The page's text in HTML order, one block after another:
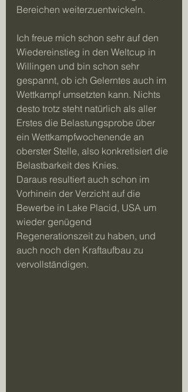
Bereichen weiterzuentwickeln.
Ich freue mich schon sehr auf den
Wiedereinstieg in den Weltcup in
Willingen und bin schon sehr
gespannt, ob ich Gelerntes auch im
Wettkampf umsetzten kann. Nichts
desto trotz steht natürlich als aller
Erstes die Belastungsprobe über
ein Wettkampfwochenende an
oberster Stelle, also konkretisiert die
Belastbarkeit des Knies.
Daraus resultiert auch schon im
Vorhinein der Verzicht auf die
Bewerbe in Lake Placid, USA um
wieder genügend
Regenerationszeit zu haben, und
auch noch den Kraftaufbau zu
vervollständigen.